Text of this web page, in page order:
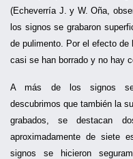
(Echeverría J. y W. Oña,
los signos se grabaron
de pulimento. Por el efecto
casi se han borrado y no hay
A más de los signos
descubrimos que también la
grabados, se destacan
aproximadamente de siete
signos se hicieron